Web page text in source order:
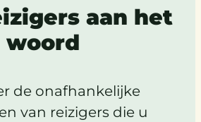
aan het
woord
de onafhankelijke
van reizigers die u